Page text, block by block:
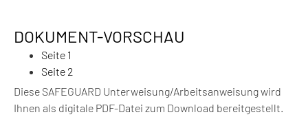
DOKUMENT-VORSCHAU
Seite 1
Seite 2
Diese SAFEGUARD Unterweisung/Arbeitsanweisung wird
Ihnen als digitale PDF-Datei zum Download bereitgestellt.